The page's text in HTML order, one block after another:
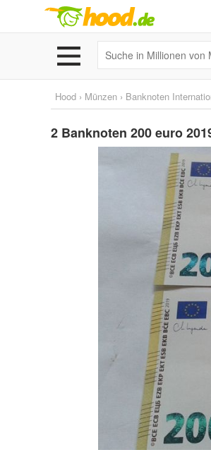
Hood › Münzen › Banknoten
2 Banknoten 200 euro